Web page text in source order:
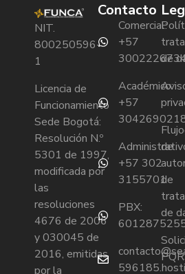
NIT.
800250596-
1
Licencia de
Funcionamiento
Sede Bogotá:
Resolución N.º
5301 de 1997,
modificada por
las
resoluciones
4676 de 2006
y 030045 de
2016, emitidas
por la
Contacto
Comercial:
+57
Académico:
+57
+57 302
3155701
PBX:
de
de
de
de